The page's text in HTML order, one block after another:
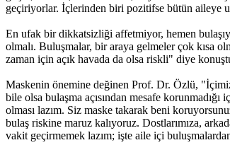
geçiriyorlar. İçlerinden biri pozitifse bütün aileye
En ufak bir dikkatsizliği affetmiyor, hemen
olmalı. Buluşmalar, bir araya gelmeler çok kısa
zaman için açık havada da olsa riskli" diye
Maskenin önemine değinen Prof. Dr. Özlü,
bile olsa bulaşma açısından mesafe
olması lazım. Siz maske takarak beni
bulaş riskine maruz kalıyoruz. Dostlarımıza,
vakit geçirmemek lazım; işte aile içi